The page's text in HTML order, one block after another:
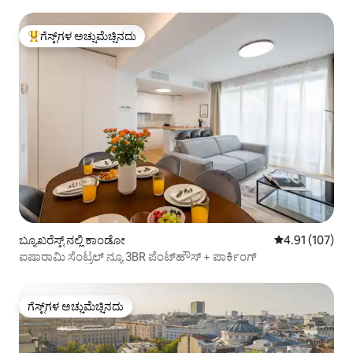
ಗೆಸ್ಟ್‌ಗಳಿಗೆ ಅತಿ ಹೆಚ್ಚು ಅಚ್ಚುಮೆಚ್ಚಿನದು
ಗೆಸ್ಟ್‌ಗಳ ಅಚ್ಚುಮೆಚ್ಚಿನದು
ಬ್ಯೂಖರೆಸ್ಟ್ ನಲ್ಲಿ ಕಾಂಡೋ 5 ರಲ್ಲಿ 4.91
4.91 (107)
ಐಷಾರಾಮಿ ಸೆಂಟ್ರಲ್ ನ್ಯೂ 3BR ಪೆಂಟ್‌ಹೌಸ್ + ಪಾರ್ಕಿಂಗ್
ಗೆಸ್ಟ್‌ಗಳ ಅಚ್ಚುಮೆಚ್ಚಿನದು
ಗೆಸ್ಟ್‌ಗಳ ಅಚ್ಚುಮೆಚ್ಚಿನದು